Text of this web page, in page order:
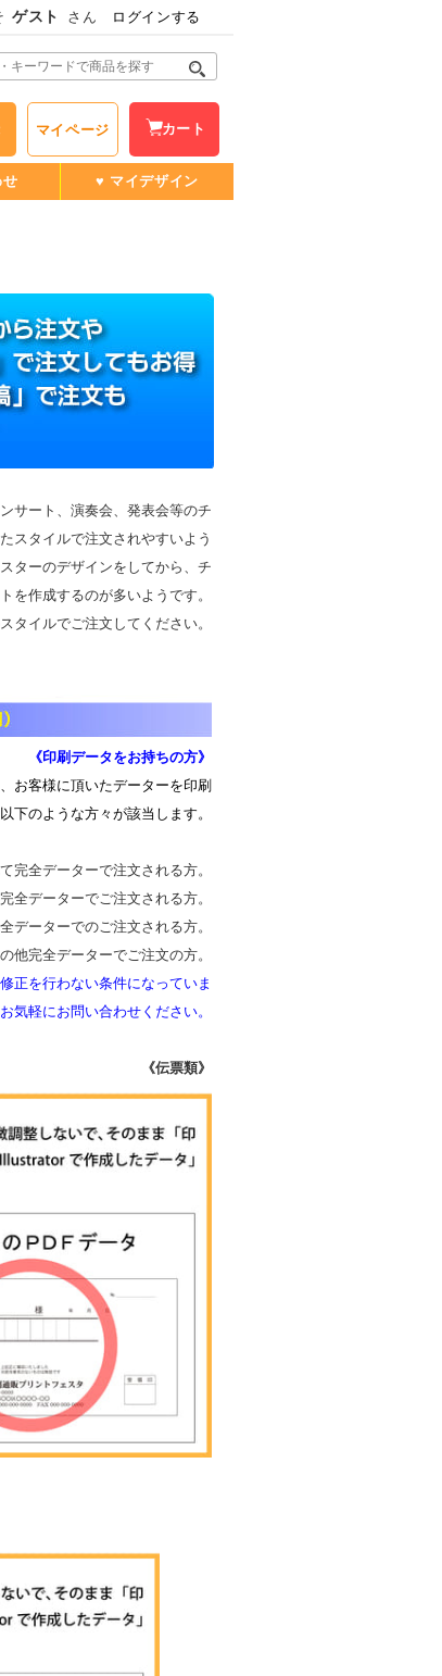
ゲスト さん ログインする
マイページ カート
せ ♥ マイデザイン
サート、演奏会、発表会等のチ
スタイルで注文されやすいよう
ターのデザインをしてから、チ
を作成するのが多いようです。
タイルでご注文してください。
《印刷データをお持ちの方》
お客様に頂いたデーターを印刷
下のような方々が該当します。
全データーで注文される方。
データーでご注文される方。
ーターでのご注文される方。
他完全データーでご注文の方。
正を行わない条件になっていま
気軽にお問い合わせください。
《伝票類》